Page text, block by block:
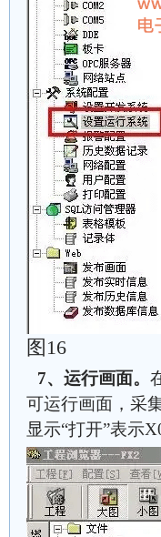
图16
7、运行画面。
可运行画面，采
显示“打开”表示